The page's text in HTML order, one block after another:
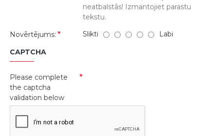
neatbalstās! Izmantojiet parastu
tekstu.
Novērtējums:
Slikti Labi
CAPTCHA
Please complete
the captcha
validation below